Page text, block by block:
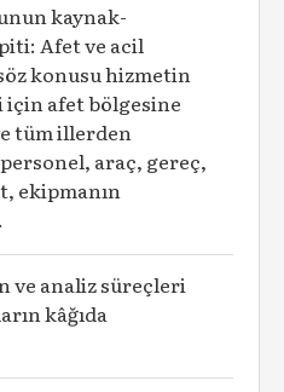
kaynak-
Afet ve acil
konusu hizmetin
için afet bölgesine
tüm illerden
araç, gereç,
ekipmanın
ve analiz süreçleri
kâğıda